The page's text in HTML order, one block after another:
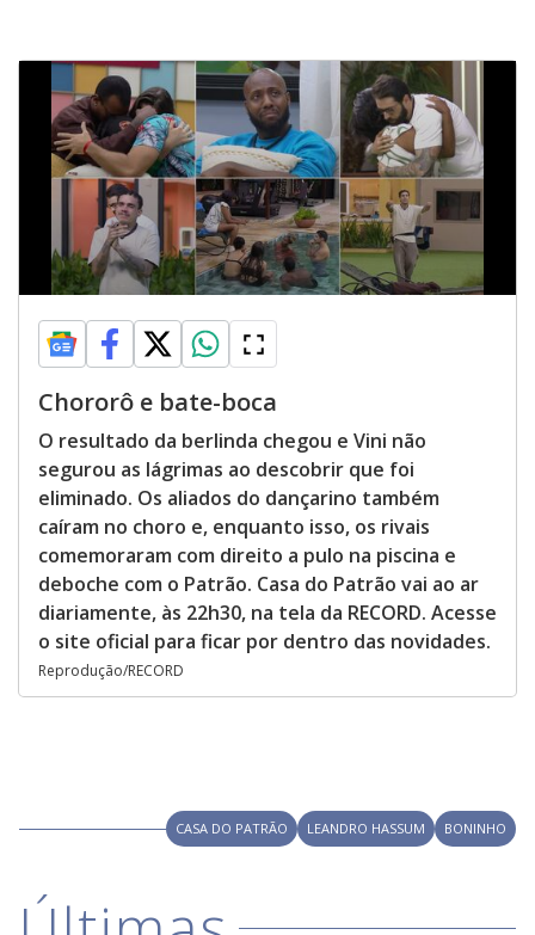
Chororô e bate-boca
O resultado da berlinda chegou e Vini não
segurou as lágrimas ao descobrir que foi
eliminado. Os aliados do dançarino também
caíram no choro e, enquanto isso, os rivais
comemoraram com direito a pulo na piscina e
deboche com o Patrão. Casa do Patrão vai ao ar
diariamente, às 22h30, na tela da RECORD. Acesse
o site oficial para ficar por dentro das novidades.
Reprodução/RECORD
CASA DO PATRÃO LEANDRO HASSUM BONINHO